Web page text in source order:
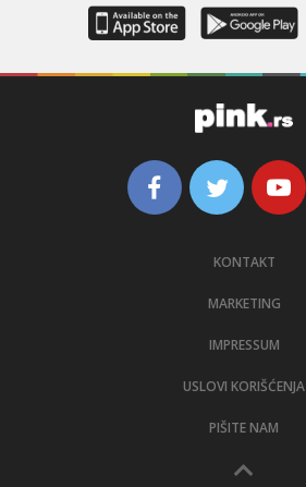
KONTAKT
MARKETING
IMPRESSUM
USLOVI KORIŠĆENJA
PIŠITE NAM